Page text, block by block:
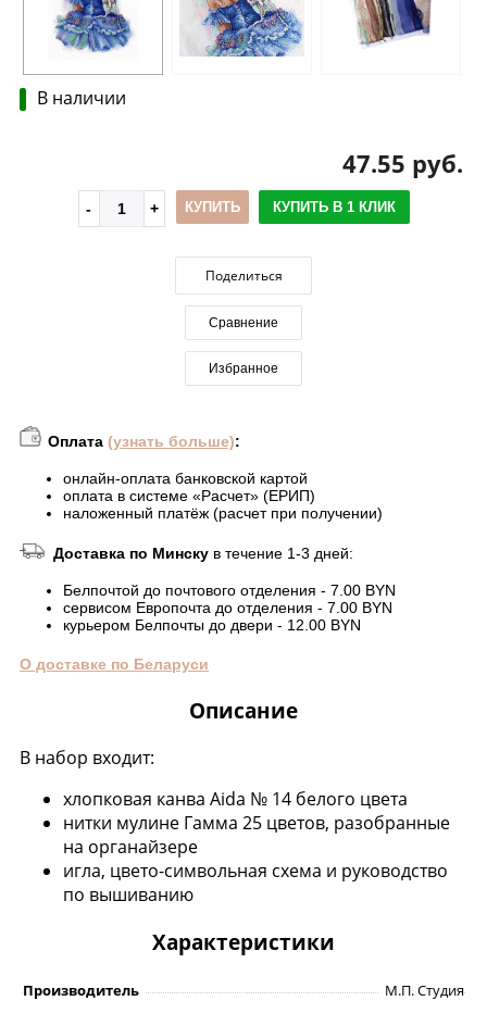
В наличии
47.55 руб.
КУПИТЬ КУПИТЬ В 1 КЛИК
Поделиться
Сравнение
Избранное
Оплата (узнать больше):
онлайн-оплата банковской картой
оплата в системе «Расчет» (ЕРИП)
наложенный платёж (расчет при получении)
Доставка по Минску в течение 1-3 дней:
Белпочтой до почтового отделения - 7.00 BYN
сервисом Европочта до отделения - 7.00 BYN
курьером Белпочты до двери - 12.00 BYN
О доставке по Беларуси
Описание
В набор входит:
хлопковая канва Aida № 14 белого цвета
нитки мулине Гамма 25 цветов, разобранные
на органайзере
игла, цвето-символьная схема и руководство
по вышиванию
Характеристики
Производитель М.П. Студия